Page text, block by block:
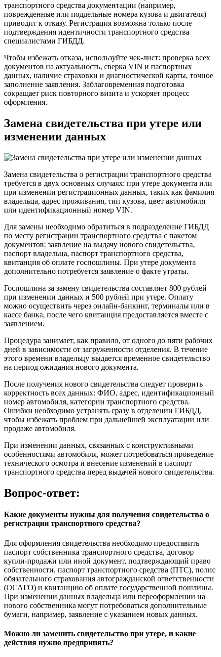
транспортного средства документации (например,
поврежденные или поддельные номера кузова и двигателя)
приводит к отказу. Регистрация возможна только после
подтверждения идентичности транспортного средства
специалистами ГИБДД.
Чтобы избежать отказа, используйте чек-лист: проверка всех
документов на актуальность, сверка VIN и паспортных
данных, наличие страховки и диагностической карты, точное
заполнение заявления. Заблаговременная подготовка
сокращает риск повторного визита и ускоряет процесс
оформления.
Замена свидетельства при утере или
изменении данных
Замена свидетельства о регистрации транспортного средства
требуется в двух основных случаях: при утере документа или
при изменении регистрационных данных, таких как фамилия
владельца, адрес проживания, тип кузова, цвет автомобиля
или идентификационный номер VIN.
Для замены необходимо обратиться в подразделение ГИБДД
по месту регистрации транспортного средства с пакетом
документов: заявление на выдачу нового свидетельства,
паспорт владельца, паспорт транспортного средства,
квитанция об оплате госпошлины. При утере документа
дополнительно потребуется заявление о факте утраты.
Госпошлина за замену свидетельства составляет 800 рублей
при изменении данных и 500 рублей при утере. Оплату
можно осуществить через онлайн-банкинг, терминалы или в
кассе банка, после чего квитанция предоставляется вместе с
заявлением.
Процедура занимает, как правило, от одного до пяти рабочих
дней в зависимости от загруженности отделения. В течение
этого времени владельцу выдается временное свидетельство
на период ожидания нового документа.
После получения нового свидетельства следует проверить
корректность всех данных: ФИО, адрес, идентификационный
номер автомобиля, категории транспортного средства.
Ошибки необходимо устранять сразу в отделении ГИБДД,
чтобы избежать проблем при дальнейшей эксплуатации или
продаже автомобиля.
При изменении данных, связанных с конструктивными
особенностями автомобиля, может потребоваться проведение
технического осмотра и внесение изменений в паспорт
транспортного средства перед выдачей нового свидетельства.
Вопрос-ответ:
Какие документы нужны для получения свидетельства о
регистрации транспортного средства?
Для оформления свидетельства необходимо предоставить
паспорт собственника транспортного средства, договор
купли-продажи или иной документ, подтверждающий право
собственности, паспорт транспортного средства (ПТС), полис
обязательного страхования автогражданской ответственности
(ОСАГО) и квитанцию об оплате государственной пошлины.
При изменении данных владельца или переоформлении на
нового собственника могут потребоваться дополнительные
бумаги, например, заявление с указанием новых данных.
Можно ли заменить свидетельство при утере, и какие
действия нужно предпринять?